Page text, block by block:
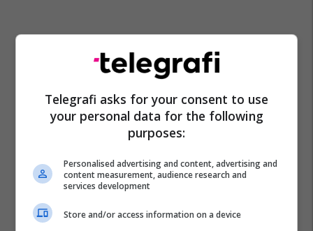
Telegrafi asks for your consent to use
your personal data for the following
purposes:
Personalised advertising and content, advertising and
content measurement, audience research and
services development
Store and/or access information on a device